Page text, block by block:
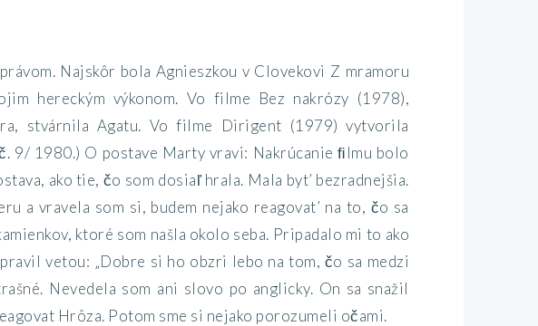
Najskôr bola Agnieszkou v Clovekovi Z mramoru
hereckým výkonom. Vo filme Bez nakrózy (1978),
stvárnila Agatu. Vo filme Dirigent (1979) vytvorila
9/ 1980.) O postave Marty vravi: Nakrúcanie ﬁlmu bolo
ako tie, čo som dosiaľ hrala. Mala byt’ bezradnejšia.
a vravela som si, budem nejako reagovat’ na to, čo sa
ktoré som našla okolo seba. Pripadalo mi to ako
vetou: „Dobre si ho obzri lebo na tom, čo sa medzi
Nevedela som ani slovo po anglicky. On sa snažil
Hrôza. Potom sme si nejako porozumeli očami.